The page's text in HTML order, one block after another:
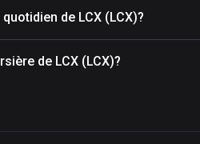
de LCX (LCX)?
de LCX (LCX)?